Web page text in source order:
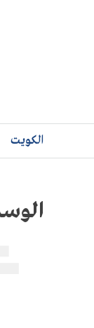
الكويت